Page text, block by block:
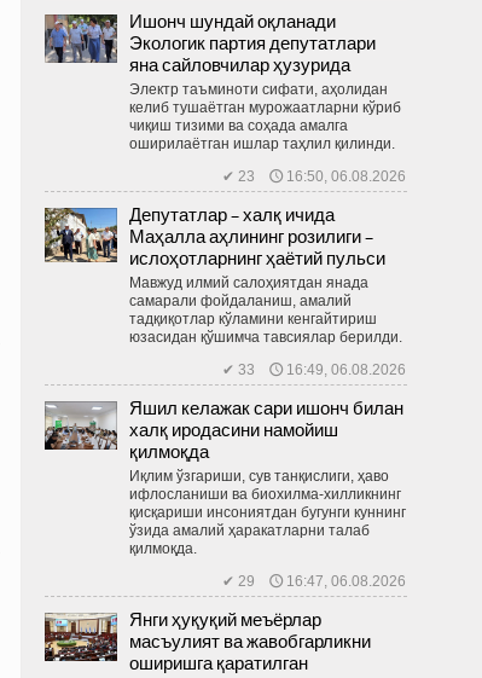
Ишонч шундай оқланади
Экологик партия депутатлари
яна сайловчилар ҳузурида
Электр таъминоти сифати, аҳолидан
келиб тушаётган мурожаатларни кўриб
чиқиш тизими ва соҳада амалга
оширилаётган ишлар таҳлил қилинди.
✔ 23 🕔 16:50, 06.08.2026
Депутатлар – халқ ичида
Маҳалла аҳлининг розилиги –
ислоҳотларнинг ҳаётий пульси
Мавжуд илмий салоҳиятдан янада
самарали фойдаланиш, амалий
тадқиқотлар кўламини кенгайтириш
юзасидан қўшимча тавсиялар берилди.
✔ 33 🕔 16:49, 06.08.2026
Яшил келажак сари ишонч билан
халқ иродасини намойиш
қилмоқда
Иқлим ўзгариши, сув танқислиги, ҳаво
ифлосланиши ва биохилма-хилликнинг
қисқариши инсониятдан бугунги куннинг
ўзида амалий ҳаракатларни талаб
қилмоқда.
✔ 29 🕔 16:47, 06.08.2026
Янги ҳуқуқий меъёрлар
масъулият ва жавобгарликни
оширишга қаратилган